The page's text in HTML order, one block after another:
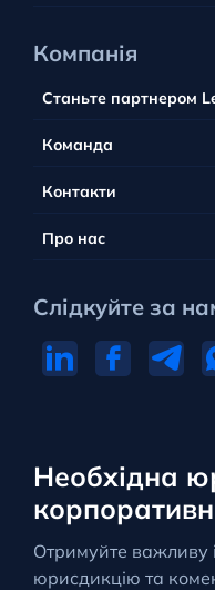
Необхідна
Отримуйте важливу
юрисдикцію та
Компанія
Станьте партнером
Команда
Контакти
Про нас
Слідкуйте за